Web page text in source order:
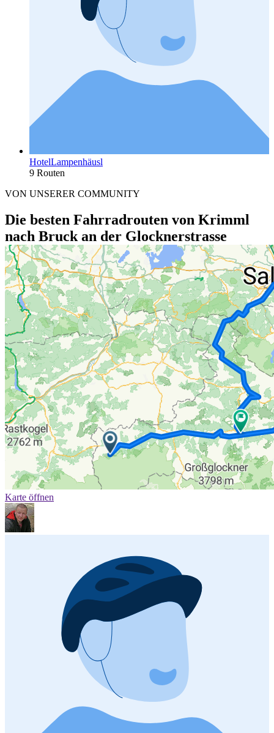
HotelLampenhäusl
9 Routen
VON UNSERER COMMUNITY
Die besten Fahrradrouten von Krimml
nach Bruck an der Glocknerstrasse
Karte öffnen